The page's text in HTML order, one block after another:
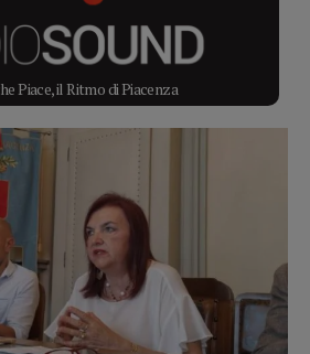
Piace, il Ritmo di Piacenza